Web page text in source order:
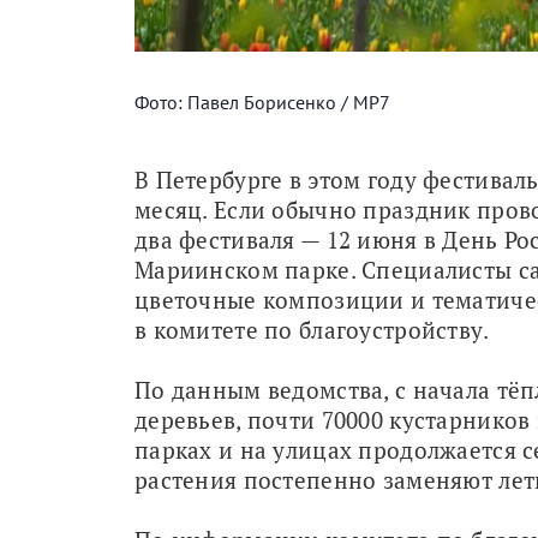
Фото: Павел Борисенко / МР7
В Петербурге в этом году
месяц. Если обычно праздник
два фестиваля — 12 июня в День
Мариинском парке. Специалисты
цветочные композиции и
в комитете по благоустройству.
По данным ведомства, с начала
деревьев, почти 70000
парках и на улицах продолжается
растения постепенно заменяют